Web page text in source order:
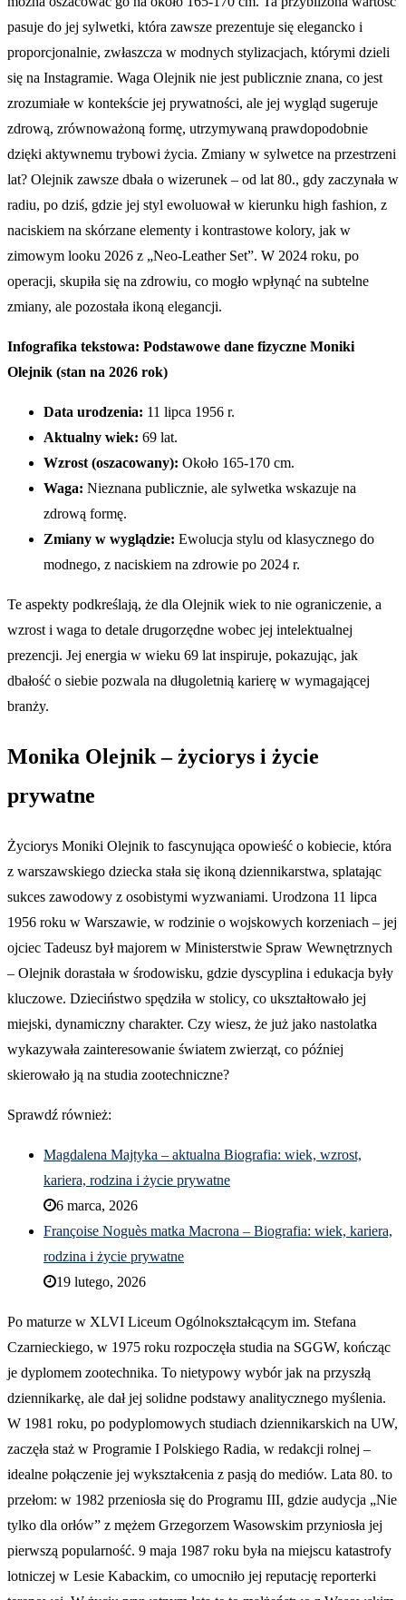
pasuje do jej sylwetki, która zawsze prezentuje się elegancko i
proporcjonalnie, zwłaszcza w modnych stylizacjach, którymi dzieli
się na Instagramie. Waga Olejnik nie jest publicznie znana, co jest
zrozumiałe w kontekście jej prywatności, ale jej wygląd sugeruje
zdrową, zrównoważoną formę, utrzymywaną prawdopodobnie
dzięki aktywnemu trybowi życia. Zmiany w sylwetce na przestrzeni
lat? Olejnik zawsze dbała o wizerunek – od lat 80., gdy zaczynała w
radiu, po dziś, gdzie jej styl ewoluował w kierunku high fashion, z
naciskiem na skórzane elementy i kontrastowe kolory, jak w
zimowym looku 2026 z „Neo-Leather Set”. W 2024 roku, po
operacji, skupiła się na zdrowiu, co mogło wpłynąć na subtelne
zmiany, ale pozostała ikoną elegancji.
Infografika tekstowa: Podstawowe dane fizyczne Moniki
Olejnik (stan na 2026 rok)
Data urodzenia: 11 lipca 1956 r.
Aktualny wiek: 69 lat.
Wzrost (oszacowany): Około 165-170 cm.
Waga: Nieznana publicznie, ale sylwetka wskazuje na
zdrową formę.
Zmiany w wyglądzie: Ewolucja stylu od klasycznego do
modnego, z naciskiem na zdrowie po 2024 r.
Te aspekty podkreślają, że dla Olejnik wiek to nie ograniczenie, a
wzrost i waga to detale drugorzędne wobec jej intelektualnej
prezencji. Jej energia w wieku 69 lat inspiruje, pokazując, jak
dbałość o siebie pozwala na długoletnią karierę w wymagającej
branży.
Monika Olejnik – życiorys i życie
prywatne
Życiorys Moniki Olejnik to fascynująca opowieść o kobiecie, która
z warszawskiego dziecka stała się ikoną dziennikarstwa, splatając
sukces zawodowy z osobistymi wyzwaniami. Urodzona 11 lipca
1956 roku w Warszawie, w rodzinie o wojskowych korzeniach – jej
ojciec Tadeusz był majorem w Ministerstwie Spraw Wewnętrznych
– Olejnik dorastała w środowisku, gdzie dyscyplina i edukacja były
kluczowe. Dzieciństwo spędziła w stolicy, co ukształtowało jej
miejski, dynamiczny charakter. Czy wiesz, że już jako nastolatka
wykazywała zainteresowanie światem zwierząt, co później
skierowało ją na studia zootechniczne?
Sprawdź również:
Magdalena Majtyka – aktualna Biografia: wiek, wzrost,
kariera, rodzina i życie prywatne
6 marca, 2026
Françoise Noguès matka Macrona – Biografia: wiek, kariera,
rodzina i życie prywatne
19 lutego, 2026
Po maturze w XLVI Liceum Ogólnokształcącym im. Stefana
Czarnieckiego, w 1975 roku rozpoczęła studia na SGGW, kończąc
je dyplomem zootechnika. To nietypowy wybór jak na przyszłą
dziennikarkę, ale dał jej solidne podstawy analitycznego myślenia.
W 1981 roku, po podyplomowych studiach dziennikarskich na UW,
zaczęła staż w Programie I Polskiego Radia, w redakcji rolnej –
idealne połączenie jej wykształcenia z pasją do mediów. Lata 80. to
przełom: w 1982 przeniosła się do Programu III, gdzie audycja „Nie
tylko dla orłów” z mężem Grzegorzem Wasowskim przyniosła jej
pierwszą popularność. 9 maja 1987 roku była na miejscu katastrofy
lotniczej w Lesie Kabackim, co umocniło jej reputację reporterki